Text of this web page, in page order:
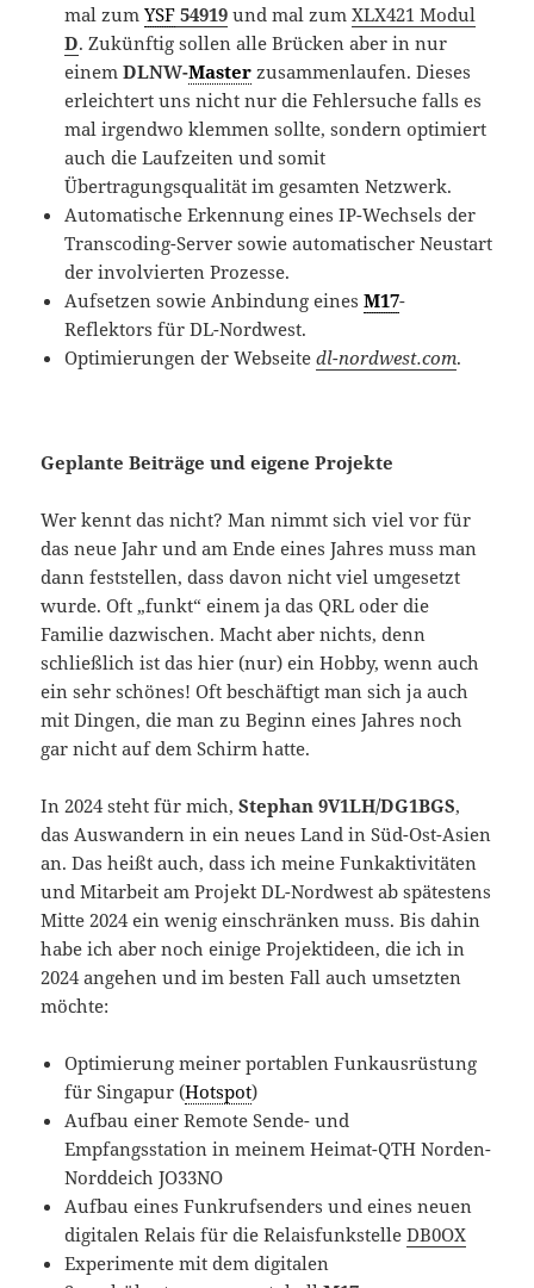
mal zumYSF 54919 und mal zumXLX421 Modul
D. Zukünftig sollen alle Brücken aber in nur
einemDLNW-Master zusammenlaufen. Dieses
erleichtert uns nicht nur die Fehlersuche falls es
mal irgendwo klemmen sollte, sondern optimiert
auch die Laufzeiten und somit
Übertragungsqualität im gesamten Netzwerk.
Automatische Erkennung eines IP-Wechsels der
Transcoding-Server sowie automatischer Neustart
der involvierten Prozesse.
Aufsetzen sowie Anbindung einesM17-
Reflektors für DL-Nordwest.
Optimierungen der Webseitedl-nordwest.com.
Geplante Beiträge und eigene Projekte
Wer kennt das nicht? Man nimmt sich viel vor für
das neue Jahr und am Ende eines Jahres muss man
dann feststellen, dass davon nicht viel umgesetzt
wurde. Oft „funkt“ einem ja das QRL oder die
Familie dazwischen. Macht aber nichts, denn
schließlich ist das hier (nur) ein Hobby, wenn auch
ein sehr schönes! Oft beschäftigt man sich ja auch
mit Dingen, die man zu Beginn eines Jahres noch
gar nicht auf dem Schirm hatte.
In 2024 steht für mich,Stephan 9V1LH/DG1BGS,
das Auswandern in ein neues Land in Süd-Ost-Asien
an. Das heißt auch, dass ich meine Funkaktivitäten
und Mitarbeit am Projekt DL-Nordwest ab spätestens
Mitte 2024 ein wenig einschränken muss. Bis dahin
habe ich aber noch einige Projektideen, die ich in
2024 angehen und im besten Fall auch umsetzten
möchte:
Optimierung meiner portablen Funkausrüstung
für Singapur (Hotspot)
Aufbau einer Remote Sende- und
Empfangsstation in meinem Heimat-QTH Norden-
Norddeich JO33NO
Aufbau eines Funkrufsenders und eines neuen
digitalen Relais für die RelaisfunkstelleDB0OX
Experimente mit dem digitalen